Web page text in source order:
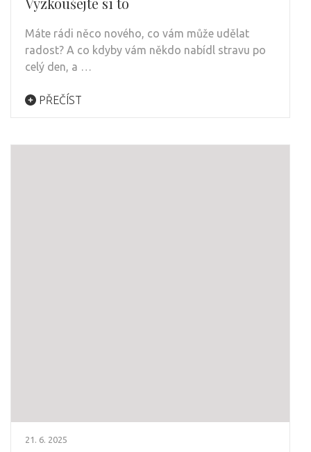
Máte rádi něco nového, co vám může udělat
radost? A co kdyby vám někdo nabídl stravu po
celý den, a …
PŘEČÍST
21. 6. 2025